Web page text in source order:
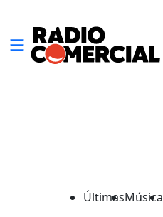
ÚltimasMúsica